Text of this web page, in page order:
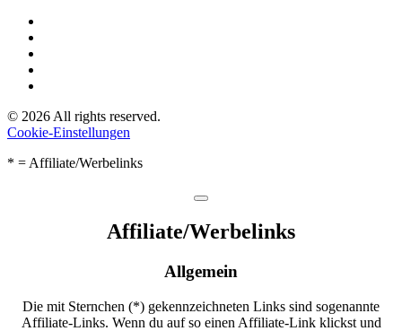
© 2026 All rights reserved.
Cookie-Einstellungen
* = Affiliate/Werbelinks
Affiliate/­Werbelinks
Allgemein
Die mit Sternchen (*) gekennzeichneten Links sind sogenannte
Affiliate-Links. Wenn du auf so einen Affiliate-Link klickst und